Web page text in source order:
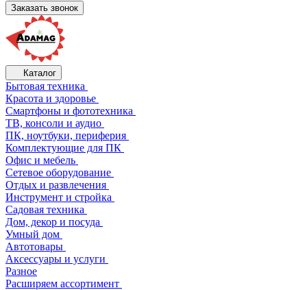
Заказать звонок
Каталог
Бытовая техника
Красота и здоровье
Смартфоны и фототехника
ТВ, консоли и аудио
ПК, ноутбуки, периферия
Комплектующие для ПК
Офис и мебель
Сетевое оборудование
Отдых и развлечения
Инструмент и стройка
Садовая техника
Дом, декор и посуда
Умный дом
Автотовары
Аксессуары и услуги
Разное
Расширяем ассортимент